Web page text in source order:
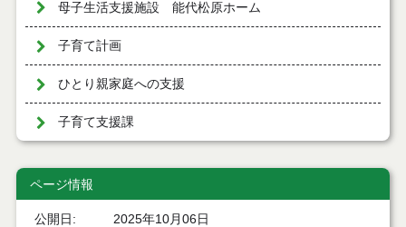
母子生活支援施設 能代松原ホーム
子育て計画
ひとり親家庭への支援
子育て支援課
ページ情報
公開日
2025年10月06日